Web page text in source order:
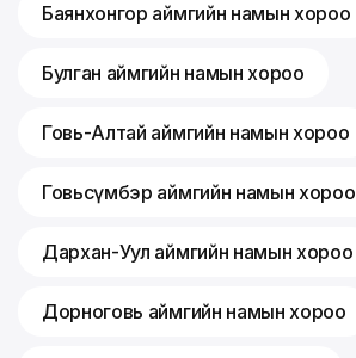
Баянхонгор аймгийн намын хороо
Булган аймгийн намын хороо
Говь-Алтай аймгийн намын хороо
Говьсүмбэр аймгийн намын хороо
Дархан-Уул аймгийн намын хороо
Дорноговь аймгийн намын хороо